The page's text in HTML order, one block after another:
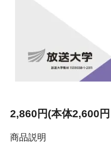
2,860円(本体2,600
商品説明